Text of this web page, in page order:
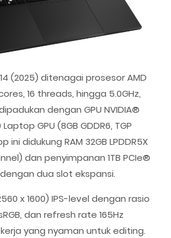
(2025) ditenagai prosesor AMD
16 threads, hingga 5.0GHz,
dengan GPU NVIDIA®
GPU (8GB GDDR6, TGP
ini didukung RAM 32GB LPDDR5X
dan penyimpanan 1TB PCIe®
dengan dua slot ekspansi.
x 1600) IPS-level dengan rasio
dan refresh rate 165Hz
yang nyaman untuk editing.